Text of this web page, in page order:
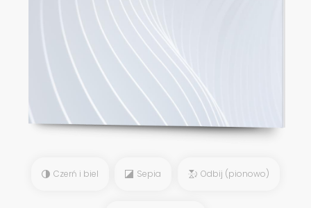
Czerń i biel Sepia Odbij (pionowo)